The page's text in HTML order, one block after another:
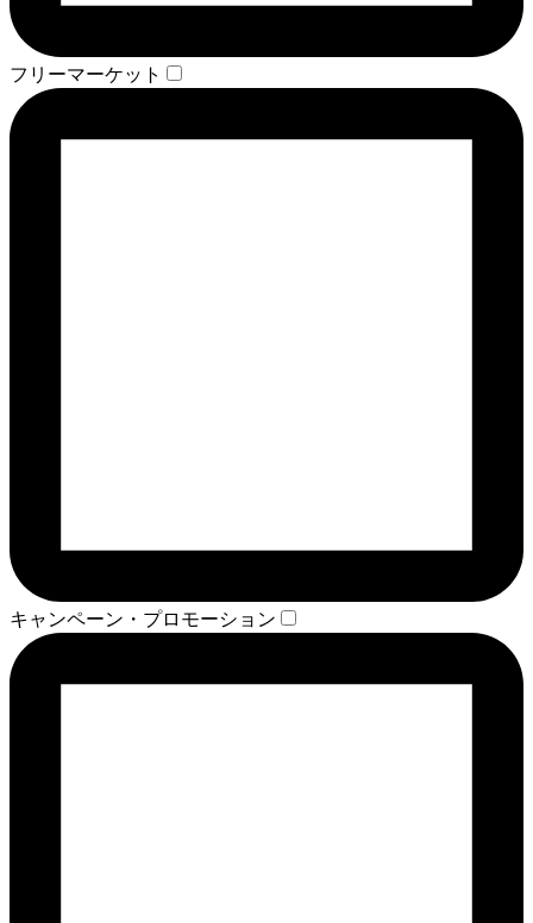
フリーマーケット
キャンペーン・プロモーション